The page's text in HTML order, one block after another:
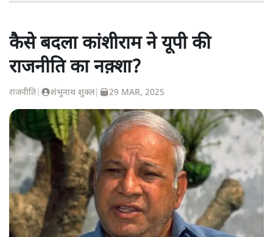
कैसे बदला कांशीराम ने यूपी की
राजनीति का नक़्शा?
राजनीति शंभुनाथ शुक्ल| 29 MAR, 2025